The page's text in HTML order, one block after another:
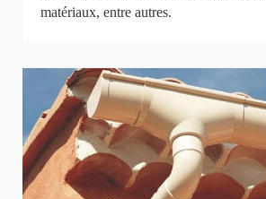
matériaux, entre autres.